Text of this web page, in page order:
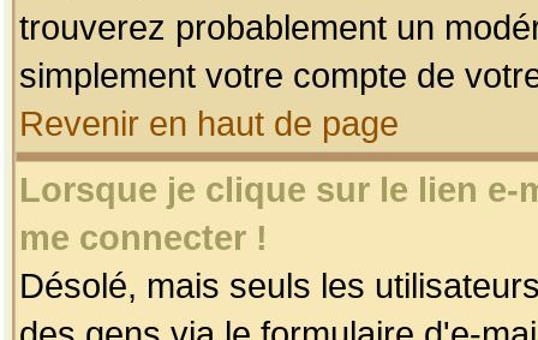
trouverez probablement un
simplement votre compte de
Revenir en haut de page
Lorsque je clique sur le lien
me connecter !
Désolé, mais seuls les